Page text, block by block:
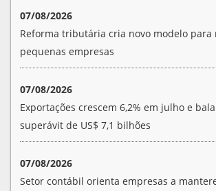
07/08/2026
Reforma tributária cria novo modelo para
pequenas empresas
07/08/2026
Exportações crescem 6,2% em julho e
superávit de US$ 7,1 bilhões
07/08/2026
Setor contábil orienta empresas a